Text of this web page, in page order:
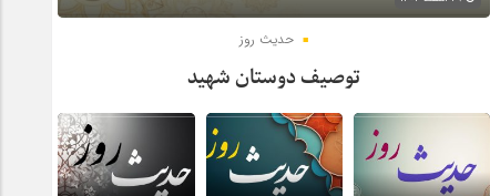
حدیث روز
توصیف دوستان شهید